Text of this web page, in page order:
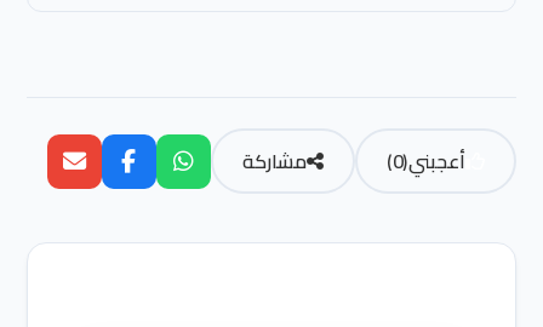
أعجبني(
0
) مشاركة